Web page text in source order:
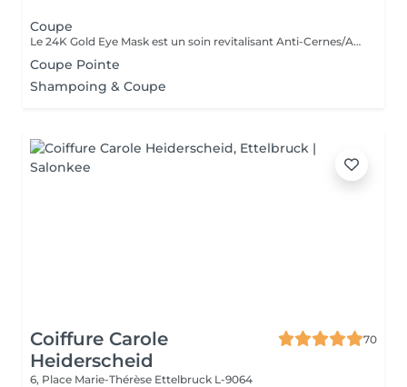
Coupe
Le 24K Gold Eye Mask est un soin revitalisant Anti-Cernes/Anti-Rides composé de Collagène Végétal haute densité, Aloe Vera, Huile de pépins de raisin, Peptides d'avoine, Vitamine A, Acid Hyaluronic et Poudre d'or 24 carats
Coupe Pointe
Shampoing & Coupe
Coiffure Carole
Heiderscheid
70
6, Place Marie-Thérèse Ettelbruck L-9064